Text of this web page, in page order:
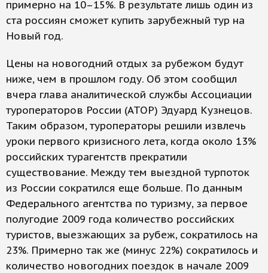
примерно на 10–15%. В результате лишь один из
ста россиян сможет купить зарубежный тур на
Новый год.
Цены на новогодний отдых за рубежом будут
ниже, чем в прошлом году. Об этом сообщил
вчера глава аналитической службы Ассоциации
туроператоров России (АТОР) Эдуард Кузнецов.
Таким образом, туроператоры решили извлечь
уроки первого кризисного лета, когда около 13%
российских турагентств прекратили
существование. Между тем выездной турпоток
из России сократился еще больше. По данным
Федерального агентства по туризму, за первое
полугодие 2009 года количество российских
туристов, выезжающих за рубеж, сократилось на
23%. Примерно так же (минус 22%) сократилось и
количество новогодних поездок в начале 2009